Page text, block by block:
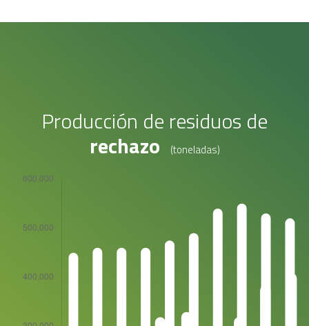
Producción de residuos de
rechazo (toneladas)